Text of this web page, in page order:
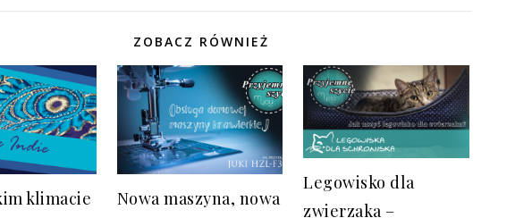
ZOBACZ RÓWNIEŻ
klimacie
Nowa maszyna, nowa
Legowisko dla
zwierzaka –